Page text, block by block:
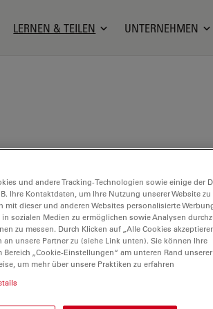
LERNEN & TEILEN UNTERNEHMEN
in Physik von der
in der Gruppe von Claus
optimierte
untersuchte.
Mitarbeiter bei
für das Wirkstoffscreening im
wechselte Christian zum
Chemie in Göttingen als
und andere Tracking-Technologien sowie einige der
Ihre Kontaktdaten, um Ihre Nutzung unserer Website zu
mit dieser und anderen Websites personalisierte
sozialen Medien zu ermöglichen sowie Analysen
zu messen. Durch Klicken auf „Alle Cookies
unsere Partner zu (siehe Link unten). Sie können Ihre
„Cookie-Einstellungen“ am unteren Rand
um mehr über unsere Praktiken zu erfahren